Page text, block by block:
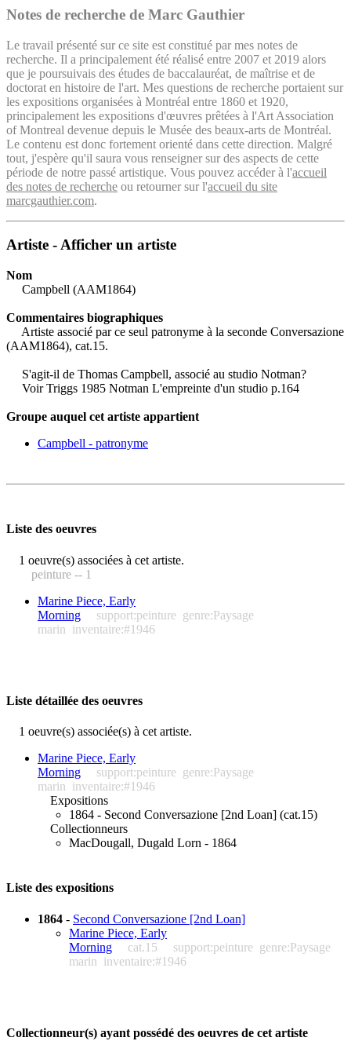
Notes de recherche de Marc Gauthier
Le travail présenté sur ce site est constitué par mes notes de
recherche. Il a principalement été réalisé entre 2007 et 2019 alors
que je poursuivais des études de baccalauréat, de maîtrise et de
doctorat en histoire de l'art. Mes questions de recherche portaient sur
les expositions organisées à Montréal entre 1860 et 1920,
principalement les expositions d'œuvres prêtées à l'Art Association
of Montreal devenue depuis le Musée des beaux-arts de Montréal.
Le contenu est donc fortement orienté dans cette direction. Malgré
tout, j'espère qu'il saura vous renseigner sur des aspects de cette
période de notre passé artistique. Vous pouvez accéder à l'accueil
des notes de recherche ou retourner sur l'accueil du site
marcgauthier.com.
Artiste - Afficher un artiste
Nom
Campbell (AAM1864)
Commentaires biographiques
Artiste associé par ce seul patronyme à la seconde Conversazione
(AAM1864), cat.15.
S'agit-il de Thomas Campbell, associé au studio Notman?
Voir Triggs 1985 Notman L'empreinte d'un studio p.164
Groupe auquel cet artiste appartient
Campbell - patronyme
Liste des oeuvres
1 oeuvre(s) associées à cet artiste.
peinture -- 1
Marine Piece, Early
Morning
support:peinture genre:Paysage
marin inventaire:#1946
Liste détaillée des oeuvres
1 oeuvre(s) associée(s) à cet artiste.
Marine Piece, Early
Morning
support:peinture genre:Paysage
marin inventaire:#1946
Expositions
1864 - Second Conversazione [2nd Loan] (cat.15)
Collectionneurs
MacDougall, Dugald Lorn - 1864
Liste des expositions
1864 - Second Conversazione [2nd Loan]
Marine Piece, Early
Morning
cat.15 support:peinture genre:Paysage
marin inventaire:#1946
Collectionneur(s) ayant possédé des oeuvres de cet artiste